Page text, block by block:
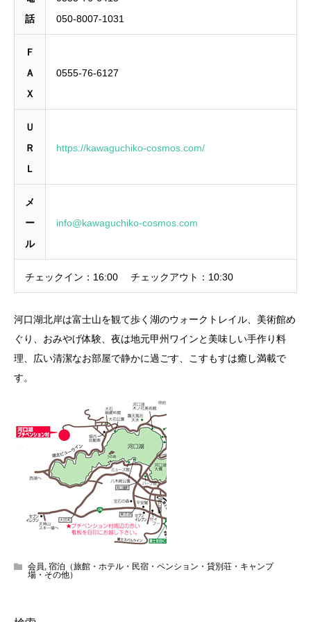
話
050-8007-1031
Ｆ
Ａ
Ｘ
0555-76-6127
Ｕ
Ｒ
Ｌ
https://kawaguchiko-cosmos.com/
メ
ー
ル
info@kawaguchiko-cosmos.com
チェックイン： 16:00 チェックアウト： 10:30
河口湖北岸は富士山を観て歩く湖のウォークトレイル、美術館め
ぐり、おみやげ体験、夜は地元甲州ワインと美味しい手作り料
理、広い清潔なお部屋で静かに過ごす、こすもすは癒し満載で
す。
会員 宿泊（旅館・ホテル・民宿・ペンション・貸別荘・キャンプ
場・その他）